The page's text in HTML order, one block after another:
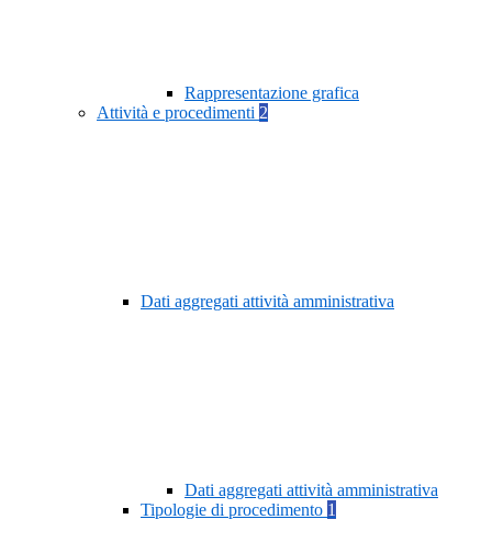
Rappresentazione grafica
Attività e procedimenti 2
Dati aggregati attività amministrativa
Dati aggregati attività amministrativa
Tipologie di procedimento 1